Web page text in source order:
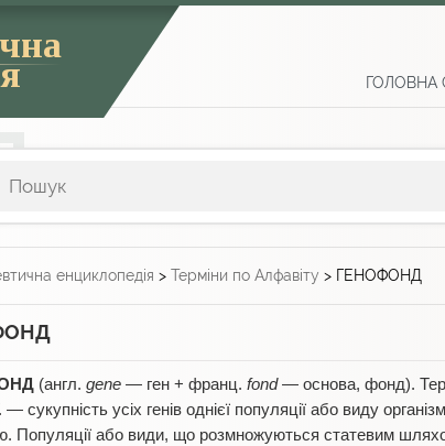
ГОЛОВНА
енциклопедія > Терміни по Алфавіту > ГЕНОФОНД
(англ. gene — ген + франц. fond— основа, фонд).
— сукупність усіх генів однієї популяції або виду
Популяції або види, що розмножуються статевим